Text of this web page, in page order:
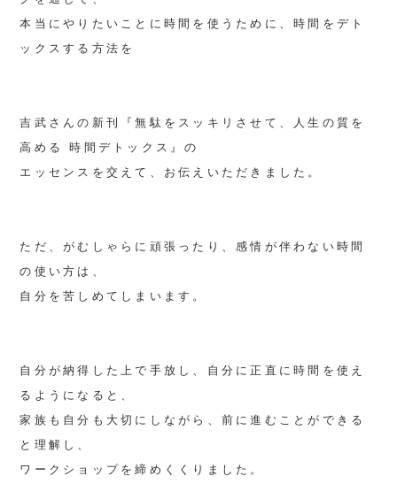
本当にやりたいことに時間を使うために、時間をデト
ックスする方法を
吉武さんの新刊『無駄をスッキリさせて、人生の質を
高める 時間デトックス』の
エッセンスを交えて、お伝えいただきました。
ただ、がむしゃらに頑張ったり、感情が伴わない時間
の使い方は、
自分を苦しめてしまいます。
自分が納得した上で手放し、自分に正直に時間を使え
るようになると、
家族も自分も大切にしながら、前に進むことができる
と理解し、
ワークショップを締めくくりました。